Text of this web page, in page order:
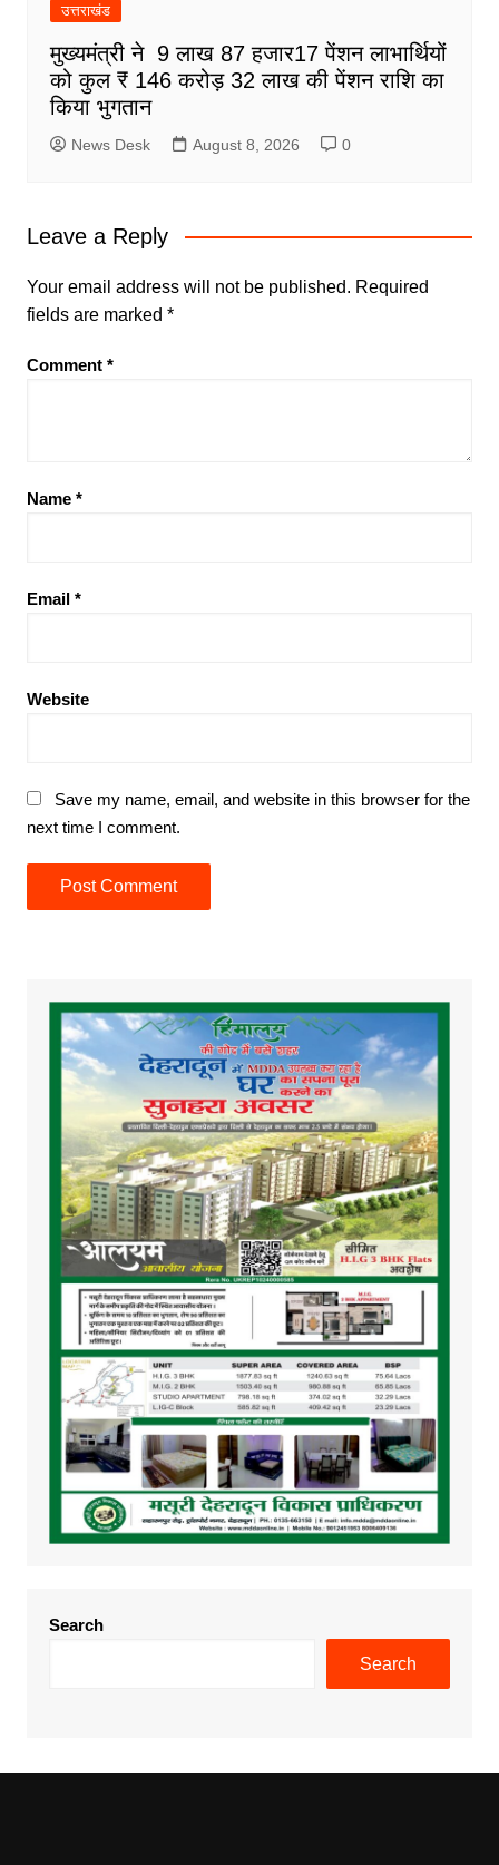
उत्तराखंड
मुख्यमंत्री ने 9 लाख 87 हजार17 पेंशन लाभार्थियों
को कुल ₹ 146 करोड़ 32 लाख की पेंशन राशि का
किया भुगतान
News Desk August 8, 2026 0
Leave a Reply
Your email address will not be published. Required
fields are marked *
Comment *
Name *
Email *
Website
Save my name, email, and website in this browser for the
next time I comment.
Search
Search